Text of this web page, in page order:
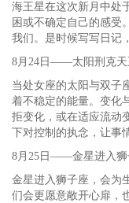
海王星在这次新月中处
困或不确定自己的感受
我们。是时候写写日记
8月24日——太阳刑克天
当处女座的太阳与双子
着不稳定的能量。变化
拒变化，或在适应流动
下对控制的执念，让事
8月25日——金星进入狮
金星进入狮子座，会为
们会更愿意敞开心扉，